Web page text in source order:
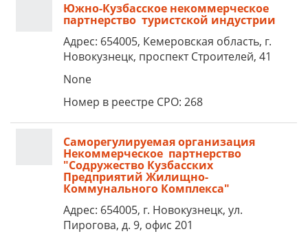
Южно-Кузбасское некоммерческое
партнерство туристской индустрии
Адрес: 654005, Кемеровская область, г.
Новокузнецк, проспект Строителей, 41
None
Номер в реестре СРО: 268
Саморегулируемая организация
Некоммерческое партнерство
"Содружество Кузбасских
Предприятий Жилищно-
Коммунального Комплекса"
Адрес: 654005, г. Новокузнецк, ул.
Пирогова, д. 9, офис 201